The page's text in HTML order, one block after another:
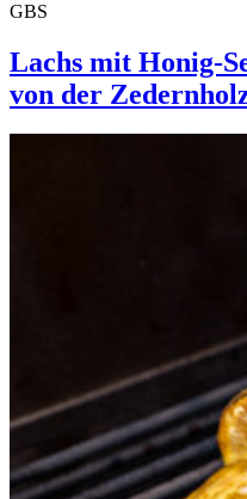
GBS
Lachs mit Honig-
von der